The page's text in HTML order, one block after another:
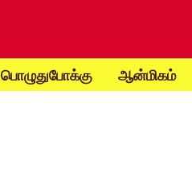
பொழுதுபோக்கு ஆன்மிகம்